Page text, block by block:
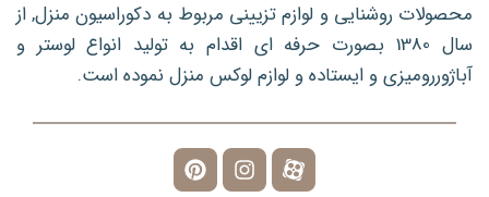
محصولات روشنایی و لوازم تزیینی مربوط به دکوراسیون منزل, از
سال 1380 بصورت حرفه ای اقدام به تولید انواع لوستر و
آباژوررومیزی و ایستاده و لوازم لوکس منزل نموده است.